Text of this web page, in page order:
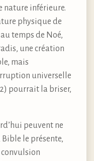
nature inférieure.
physique de
temps de Noé,
une création
mais
universelle
pourrait la briser,
peuvent ne
le présente,